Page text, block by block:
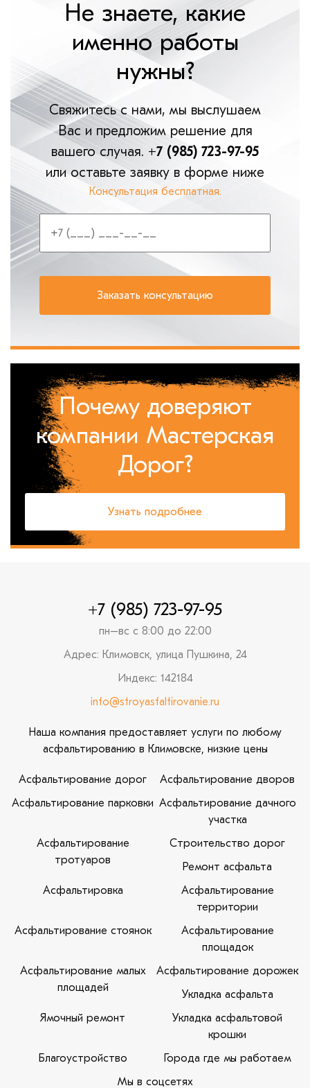
Не знаете, какие
именно работы
нужны?
Свяжитесь с нами, мы выслушаем
Вас и предложим решение для
вашего случая. +7 (985) 723-97-95
или оставьте заявку в форме ниже
Консультация бесплатная.
Почему доверяют
компании Мастерская
Дорог?
Узнать подробнее
+7 (985) 723-97-95
пн–вс с 8:00 до 22:00
Адрес: Климовск, улица Пушкина, 24
Индекс: 142184
info@stroyasfaltirovanie.ru
Наша компания предоставляет услуги по любому
асфальтированию в Климовске, низкие цены
Асфальтирование дорог
Асфальтирование дворов
Асфальтирование парковки Асфальтирование дачного
участка
Асфальтирование
тротуаров
Строительство дорог
Ремонт асфальта
Асфальтировка
Асфальтирование
территории
Асфальтирование стоянок
Асфальтирование
площадок
Асфальтирование малых
площадей
Асфальтирование дорожек
Укладка асфальта
Ямочный ремонт
Укладка асфальтовой
крошки
Благоустройство
Города где мы работаем
Мы в соцсетях